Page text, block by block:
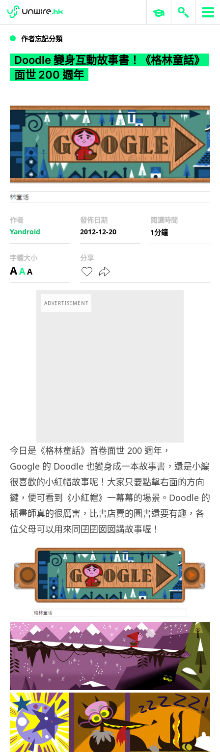
WWDC 2026 ERP 與商業 AI
作者忘記分類
Doodle 變身互動故事書！《格林童話》
面世 200 週年
作者
Yandroid
發佈日期
2012-12-20
閱讀時間
1分鐘
字體大小
AAA
分享
ADVERTISEMENT
今日是《格林童話》首卷面世 200 週年，
Google 的 Doodle 也變身成一本故事書，還是小編
很喜歡的小紅帽故事呢！大家只要點擊右面的方向
鍵，便可看到《小紅帽》一幕幕的場景。Doodle 的
插畫師真的很厲害，比書店賣的圖書還要有趣，各
位父母可以用來同囝囝囡囡講故事喔！